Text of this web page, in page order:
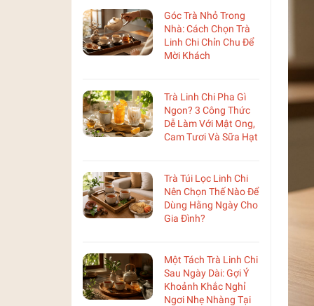
Góc Trà Nhỏ Trong
Nhà: Cách Chọn Trà
Linh Chi Chỉn Chu Để
Mời Khách
Trà Linh Chi Pha Gì
Ngon? 3 Công Thức
Dễ Làm Với Mật Ong,
Cam Tươi Và Sữa Hạt
Trà Túi Lọc Linh Chi
Nên Chọn Thế Nào Để
Dùng Hằng Ngày Cho
Gia Đình?
Một Tách Trà Linh Chi
Sau Ngày Dài: Gợi Ý
Khoảnh Khắc Nghỉ
Ngơi Nhẹ Nhàng Tại